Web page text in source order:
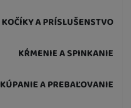
KOČÍKY A PRÍSLUŠENSTVO
KŔMENIE A SPINKANIE
KÚPANIE A PREBAĽOVANIE